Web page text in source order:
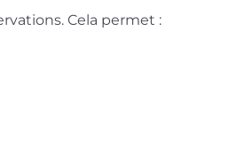
Cela permet :